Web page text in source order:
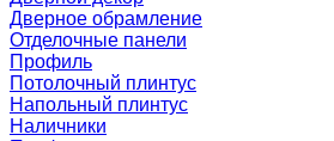
Дверное обрамление
Отделочные панели
Профиль
Потолочный плинтус
Напольный плинтус
Наличники